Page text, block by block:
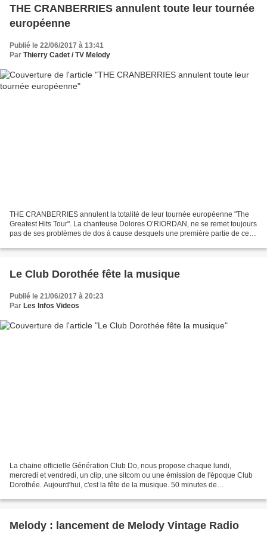
THE CRANBERRIES annulent toute leur tournée
européenne
Publié le 22/06/2017 à 13:41
Par Thierry Cadet / TV Melody
THE CRANBERRIES annulent la totalité de leur tournée européenne "The
Greatest Hits Tour". La chanteuse Dolores O’RIORDAN, ne se remet toujours
pas de ses problèmes de dos à cause desquels une première partie de cette
Le Club Dorothée fête la musique
Publié le 21/06/2017 à 20:23
Par Les Infos Videos
La chaine officielle Génération Club Do, nous propose chaque lundi,
mercredi et vendredi, un clip, une sitcom ou une émission de l'époque Club
Dorothée. Aujourd'hui, c'est la fête de la musique. 50 minutes de
Melody : lancement de Melody Vintage Radio